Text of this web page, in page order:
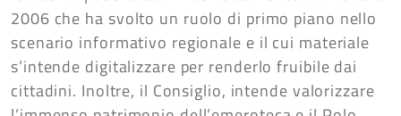
2006 che ha svolto un ruolo di primo piano nello
scenario informativo regionale e il cui materiale
s’intende digitalizzare per renderlo fruibile dai
cittadini. Inoltre, il Consiglio, intende valorizzare